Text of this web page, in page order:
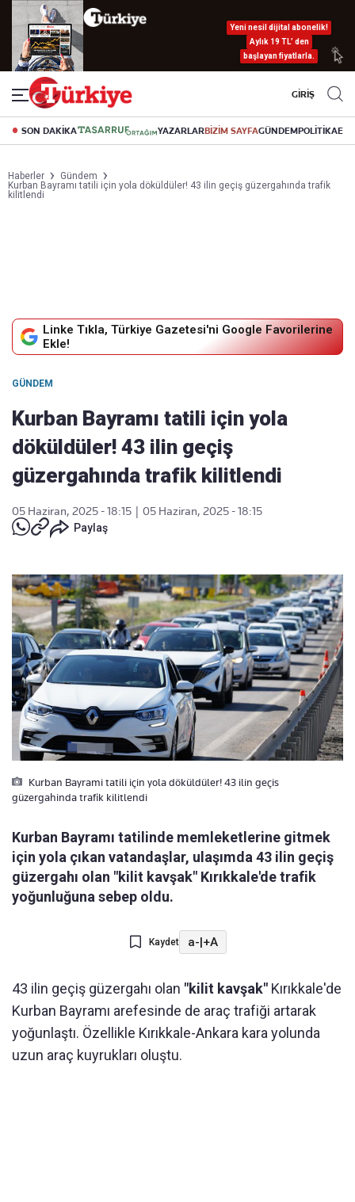
Yeni nesil dijital abonelik!
Aylık 19 TL’ den
başlayan fiyatlarla.
GİRİŞ
SON DAKİKA YAZARLARBİZİM SAYFAGÜNDEMPOLİTİKA
Haberler
Gündem
Kurban Bayramı tatili için yola döküldüler! 43 ilin geçiş güzergahında trafik
kilitlendi
Linke Tıkla, Türkiye Gazetesi'ni Google Favorilerine
Ekle!
GÜNDEM
Kurban Bayramı tatili için yola
döküldüler! 43 ilin geçiş
güzergahında trafik kilitlendi
05 Haziran, 2025 - 18:15
05 Haziran, 2025 - 18:15
Paylaş
Kurban Bayrami tatili için yola döküldüler! 43 ilin geçis
güzergahinda trafik kilitlendi
Kurban Bayramı tatilinde memleketlerine gitmek
için yola çıkan vatandaşlar, ulaşımda 43 ilin geçiş
güzergahı olan "kilit kavşak" Kırıkkale'de trafik
yoğunluğuna sebep oldu.
Kaydet a-|+A
43 ilin geçiş güzergahı olan "kilit kavşak" Kırıkkale'de
Kurban Bayramı arefesinde de araç trafiği artarak
yoğunlaştı. Özellikle Kırıkkale-Ankara kara yolunda
uzun araç kuyrukları oluştu.